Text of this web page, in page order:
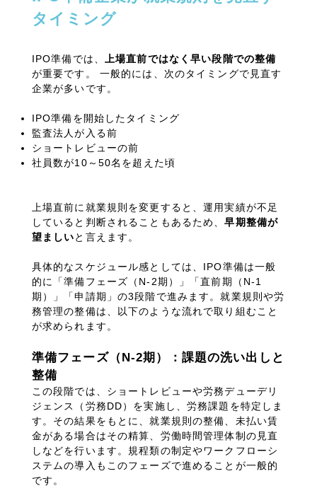
サービス
事業所案内
料金表
コラム
お問い合わせ
タイミング
IPO準備では、
上場直前ではなく早い段階での整備
が重要です。
一般的には、次のタイミングで見直す
企業が多いです。
IPO準備を開始したタイミング
監査法人が入る前
ショートレビューの前
社員数が10 ～ 50名を超えた頃
上場直前に就業規則を変更すると、運用実績が不足
していると判断されることもあるため、早期整備が
望ましいと言えます。
具体的なスケジュール感としては、 IPO準備は一般
的に「準備フェーズ（ N-2期）」「直前期（ N-1
期）」「申請期」の3段階で進みます。就業規則や労
務管理の整備は、以下のような流れで取り組むこと
が求められます。
準備フェーズ（N-2期）：課題の洗い出しと
整備
この段階では、ショートレビューや労務デューデリ
ジェンス（労務DD）を実施し、労務課題を特定しま
す。その結果をもとに、就業規則の整備、未払い賃
金がある場合はその精算、労働時間管理体制の見直
しなどを行います。規程類の制定やワークフローシ
ステムの導入もこのフェーズで進めることが一般的
です。